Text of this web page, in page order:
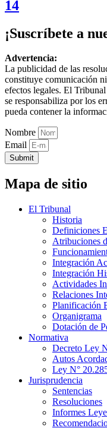
14
¡Suscríbete a
Advertencia:
La publicidad de las
constituye comunicación
efectos legales. El
se responsabiliza por los
pueda contener la
Nombre
Email
Submit
Mapa de sitio
El Tribunal
Historia
Definiciones
Atribuciones
Integración
Integración
Actividades
Relaciones
Planificación
Organigrama
Dotación de
Normativa
Decreto Ley
Autos
Ley N°
Jurisprudencia
Sentencias
Resoluciones
Informes